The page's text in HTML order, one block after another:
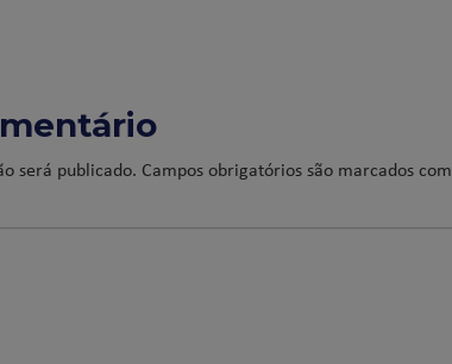
será publicado. Campos obrigatórios são marcados com